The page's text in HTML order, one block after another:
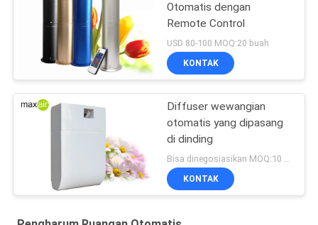
Otomatis dengan
Remote Control
USD 80-100 MOQ:20 buah
KONTAK
Diffuser wewangian
otomatis yang dipasang
di dinding
KONTAK